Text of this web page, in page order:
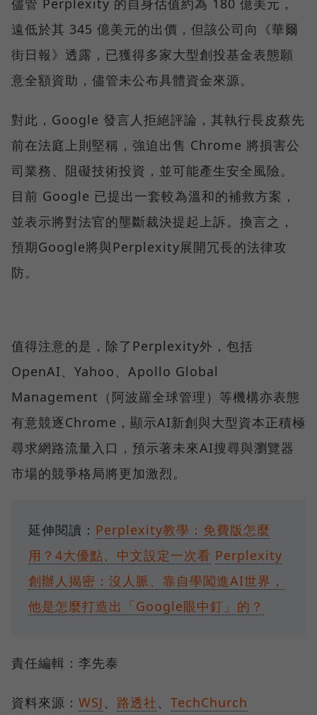
儘管 Perplexity 的自身估值約為 180 億美元，
遠低於其 345 億美元的出價，但該公司向《華爾
街日報》透露，已獲得多家大型創投基金表態願
意全額資助，儘管未公布具體資金來源。
對此，Google 發言人拒絕評論，其執行長皮蔡先
前在法庭上則堅稱，強迫出售 Chrome 將損害公
司業務、阻礙技術投資，並可能產生安全風險。
目前 Google 已提出一套較為溫和的補救方案，
並表示將對法官的壟斷裁決提起上訴。換言之，
預期Google將與Perplexity展開冗長的法律攻
防。
值得注意的是，除了Perplexity外，包括
OpenAI、Yahoo、Apollo Global
Management（阿波羅全球管理）等機構亦表態
有意競逐Chrome，顯示AI新創與大型資本正積極
尋求網路流量入口，預示著未來AI搜尋與瀏覽器
市場的競爭格局將更加激烈。
延伸閱讀： Perplexity教學：免費版怎麼
用？4大優點、中文設定一次看 Perplexity
創辦人揭密：沒人脈、靠自學闖進AI世界，
他是怎麼打造出「Google眼中釘」的？
責任編輯：李先泰
資料來源： WSJ、 路透社、 TechChurch